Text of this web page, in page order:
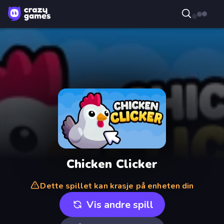
Chicken Clicker
Dette spillet kan krasje på enheten din
Vis andre spill